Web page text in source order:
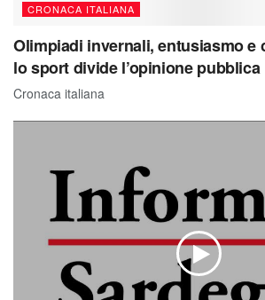
CRONACA ITALIANA
Olimpiadi invernali, entusiasmo e
lo sport divide l’opinione pubblica
Cronaca italiana